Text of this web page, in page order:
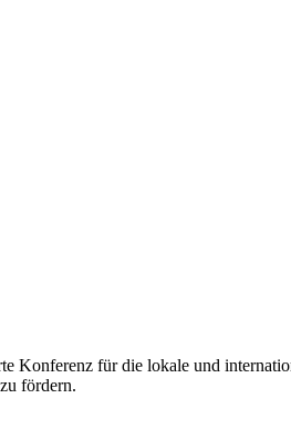
für die lokale und
fördern.